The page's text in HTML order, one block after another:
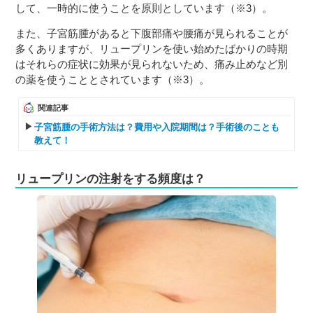
して、一時的に使うことを原則としています（※3）。
また、子宮筋腫があると下腹部痛や腰痛が見られることが
多くありますが、リュープリンを使い始めたばかりの時期
はそれらの症状に効果が見られないため、痛み止めなど別
の薬を使うこととされています（※3）。
関連記事
子宮筋腫の手術方法は？費用や入院期間は？手術後のことも
教えて！
リュープリンの注射をする頻度は？